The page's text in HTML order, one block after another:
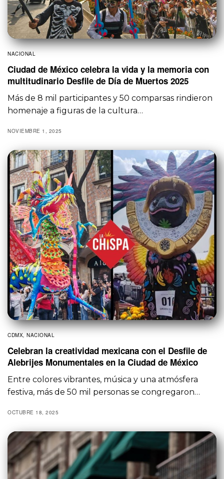
NACIONAL
Ciudad de México celebra la vida y la memoria con
multitudinario Desfile de Día de Muertos 2025
Más de 8 mil participantes y 50 comparsas rindieron
homenaje a figuras de la cultura…
NOVIEMBRE 1, 2025
CDMX, NACIONAL
Celebran la creatividad mexicana con el Desfile de
Alebrijes Monumentales en la Ciudad de México
Entre colores vibrantes, música y una atmósfera
festiva, más de 50 mil personas se congregaron…
OCTUBRE 18, 2025